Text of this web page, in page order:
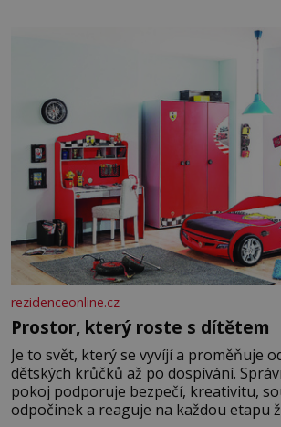
burácení skutečně ustane. Když o
rezidenceonline.cz
Prostor, který roste s dítětem
Je to svět, který se vyvíjí a proměňuje
dětských krůčků až po dospívání.
pokoj podporuje bezpečí, kreativitu,
odpočinek a reaguje na každou etapu